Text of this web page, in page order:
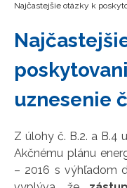
Najčastejšie otázky k
uznesenie
Z úlohy č. B.2. a B.4
Akčnému plánu
– 2016 s výhľadom